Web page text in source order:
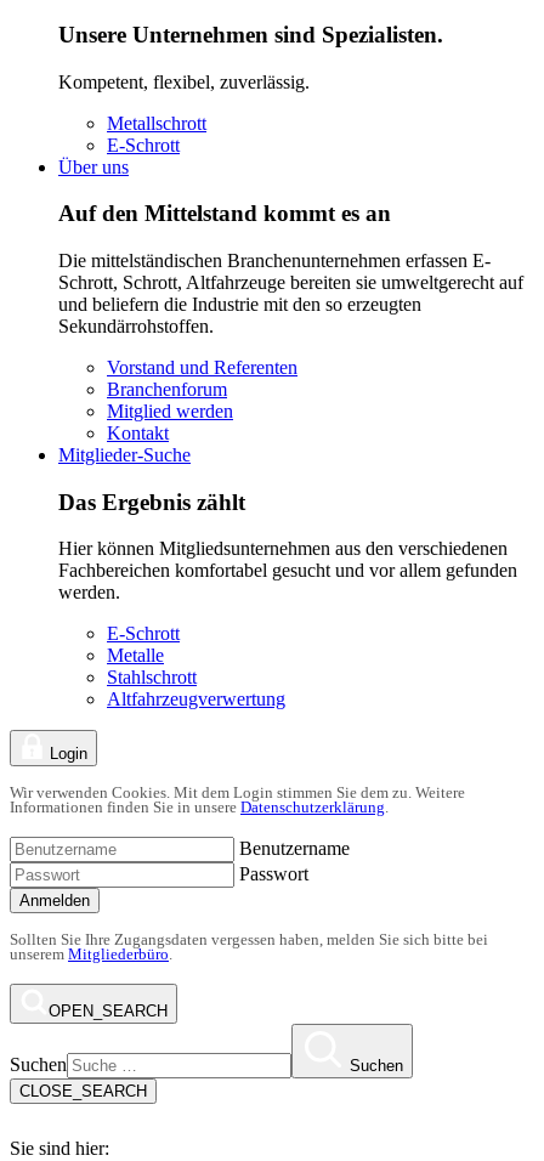
Unsere Unternehmen sind Spezialisten.
Kompetent, flexibel, zuverlässig.
Metallschrott
E-Schrott
Über uns
Auf den Mittelstand kommt es an
Die mittelständischen Branchenunternehmen erfassen E-
Schrott, Schrott, Altfahrzeuge bereiten sie umweltgerecht auf
und beliefern die Industrie mit den so erzeugten
Sekundärrohstoffen.
Vorstand und Referenten
Branchenforum
Mitglied werden
Kontakt
Mitglieder-Suche
Das Ergebnis zählt
Hier können Mitgliedsunternehmen aus den verschiedenen
Fachbereichen komfortabel gesucht und vor allem gefunden
werden.
E-Schrott
Metalle
Stahlschrott
Altfahrzeugverwertung
Login
Wir verwenden Cookies. Mit dem Login stimmen Sie dem zu. Weitere
Informationen finden Sie in unsere Datenschutzerklärung.
Benutzername
Passwort
Anmelden
Sollten Sie Ihre Zugangsdaten vergessen haben, melden Sie sich bitte bei
unserem Mitgliederbüro.
OPEN_SEARCH
Suchen
Suchen
CLOSE_SEARCH
Sie sind hier: